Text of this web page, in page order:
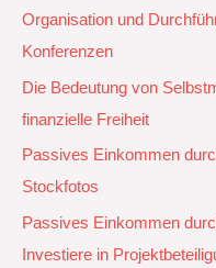
Organisation und
Konferenzen
Die Bedeutung von
finanzielle Freiheit
Passives Einkommen
Stockfotos
Passives Einkommen
Investiere in